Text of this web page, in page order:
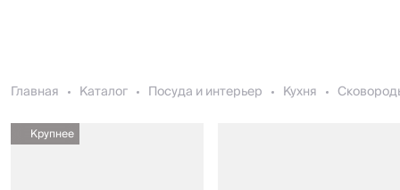
Главная Каталог Посуда и интерьер Кухня
Крупнее